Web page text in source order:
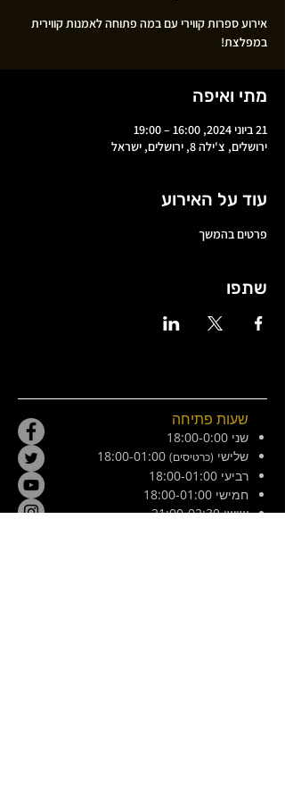
אירוע ספרות קווירי עם במה פתוחה לאמנות קווירית
במפלצת!
מתי ואיפה
21 ביוני 2024, 16:00 – 19:00
ירושלים, צ'ילה 8, ירושלים, ישראל
עוד על האירוע
פרטים בהמשך
שתפו
שעות פתיחה
שני 18:00-0:00
שלישי (כרטיסים)
רביעי 18:00-01:00
חמישי 18:00-01:00
שישי 21:00-02:30